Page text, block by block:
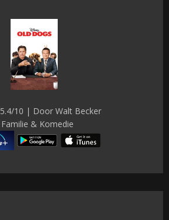
5.4/10 | Door Walt Becker
Familie & Komedie